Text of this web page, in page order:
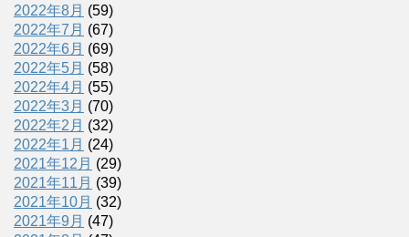
2022年8月 (59)
2022年7月 (67)
2022年6月 (69)
2022年5月 (58)
2022年4月 (55)
2022年3月 (70)
2022年2月 (32)
2022年1月 (24)
2021年12月 (29)
2021年11月 (39)
2021年10月 (32)
2021年9月 (47)